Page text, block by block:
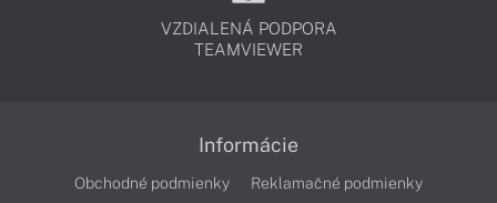
VZDIALENÁ PODPORA
TEAMVIEWER
Informácie
Obchodné podmienky
Reklamačné podmienky